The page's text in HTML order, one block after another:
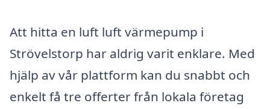
Att hitta en luft luft värmepump i
Strövelstorp har aldrig varit enklare. Med
hjälp av vår plattform kan du snabbt och
enkelt få tre offerter från lokala företag